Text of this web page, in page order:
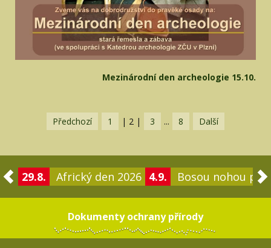
Mezinárodní den archeologie 15.10.
Předchozí 1 | 2 | 3 ... 8 Další
29.8. Africký den 2026 4.9. Bosou nohou po
Dokumenty ochrany přírody